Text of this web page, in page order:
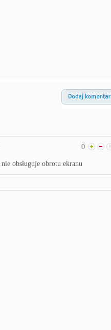
0
obsługuje obrotu ekranu